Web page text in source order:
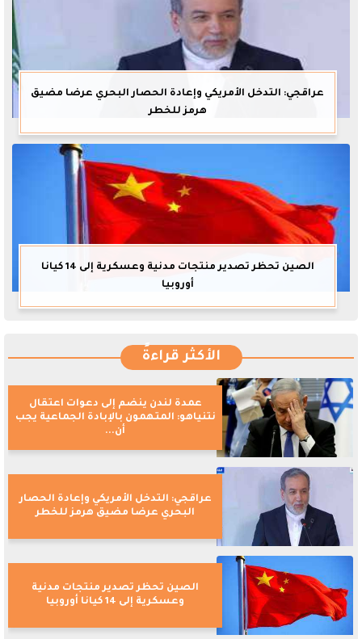
عراقجي: التدخل الأمريكي وإعادة الحصار البحري عرضا مضيق
هرمز للخطر
الصين تحظر تصدير منتجات مدنية وعسكرية إلى 14 كيانا
أوروبيا
الأكثر قراءةً
عمدة لندن ينضم إلى دعوات اعتقال
نتنياهو: المتهمون بالإبادة الجماعية يجب
أن...
عراقجي: التدخل الأمريكي وإعادة الحصار
البحري عرضا مضيق هرمز للخطر
الصين تحظر تصدير منتجات مدنية
وعسكرية إلى 14 كيانا أوروبيا